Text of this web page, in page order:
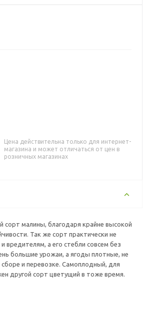
Цена действительна только для интернет-
магазина и может отличаться от цен в
розничных магазинах
сорт малины, благодаря крайне высокой
Так же сорт практически не
вредителям, а его стебли совсем без
большие урожаи, а ягоды плотные, не
сборе и перевозке. Самоплодный, для
другой сорт цветущий в тоже время.